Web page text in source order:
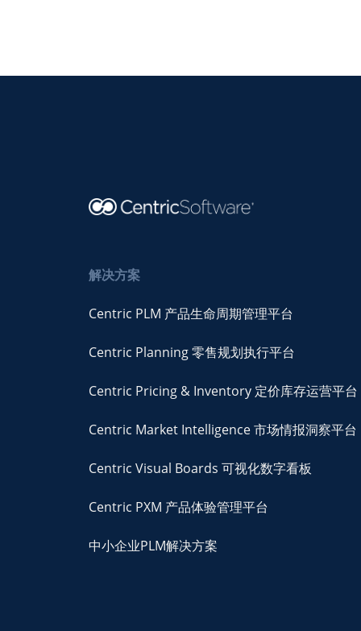
解决方案
Centric PLM 产品生命周期管理平台
Centric Planning 零售规划执行平台
Centric Pricing & Inventory 定价库存运营平台
Centric Market Intelligence 市场情报洞察平台
Centric Visual Boards 可视化数字看板
Centric PXM 产品体验管理平台
中小企业PLM解决方案